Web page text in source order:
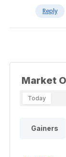
Reply